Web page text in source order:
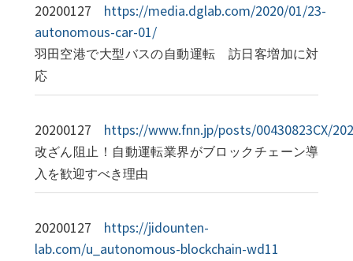
20200127
https://media.dglab.com/2020/01/23-
autonomous-car-01/
羽田空港で大型バスの自動運転 訪日客増加に対
応
20200127 https://www.fnn.jp/posts/00430823CX/
改ざん阻止！自動運転業界がブロックチェーン導
入を歓迎すべき理由
20200127
https://jidounten-
lab.com/u_autonomous-blockchain-wd11